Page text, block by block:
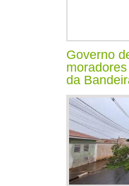
Governo
da